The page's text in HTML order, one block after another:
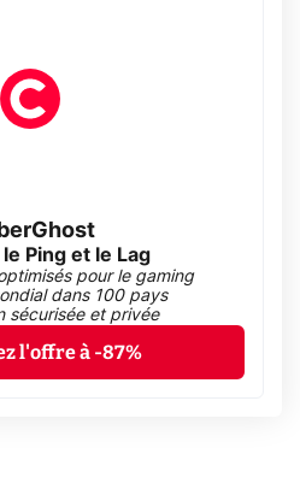
Ping et le Lag
pour le gaming
dans 100 pays
sécurisée et privée
l'offre à -87%